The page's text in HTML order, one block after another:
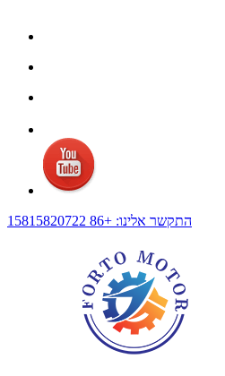
התקשר אלינו: +86 15815820722